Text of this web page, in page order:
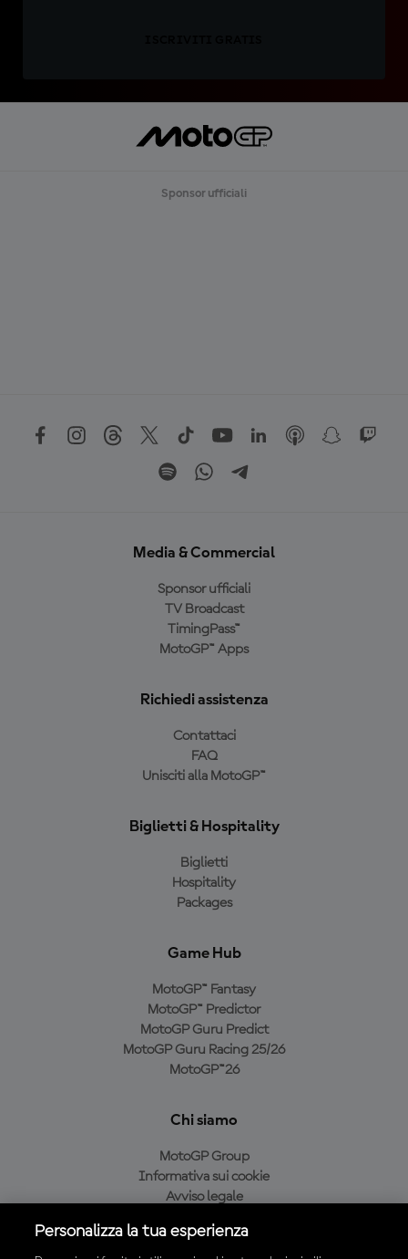
Sponsor ufficiali
Media & Commercial
Sponsor ufficiali
TV Broadcast
TimingPass™
MotoGP™ Apps
Richiedi assistenza
Contattaci
FAQ
Unisciti alla MotoGP™
Biglietti & Hospitality
Biglietti
Hospitality
Packages
Game Hub
MotoGP™ Fantasy
MotoGP™ Predictor
MotoGP Guru Predict
MotoGP Guru Racing 25/26
MotoGP™26
Chi siamo
MotoGP Group
Informativa sui cookie
Avviso legale
Condizioni di acquisto
Personalizza la tua esperienza